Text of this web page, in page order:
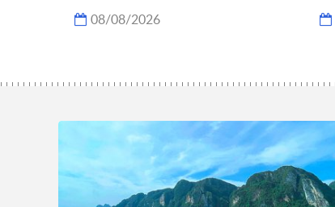
08/08/2026